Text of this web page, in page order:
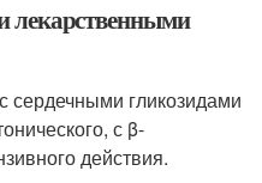
лекарственными
сердечными гликозидами
с β-
действия.